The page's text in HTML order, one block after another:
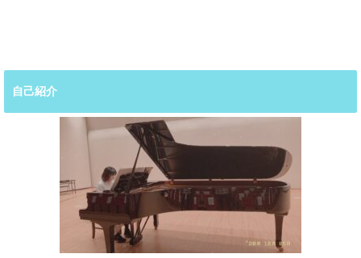
自己紹介